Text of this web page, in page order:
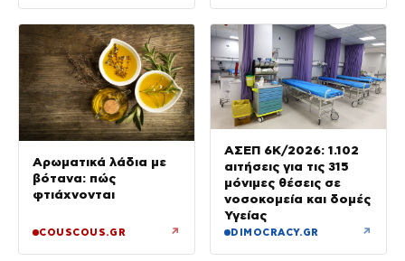
Αρωματικά λάδια με
βότανα: πώς
φτιάχνονται
COUSCOUS.GR ↗
ΑΣΕΠ 6Κ/2026: 1.102
αιτήσεις για τις 315
μόνιμες θέσεις σε
νοσοκομεία και δομές
Υγείας
DIMOCRACY.GR ↗